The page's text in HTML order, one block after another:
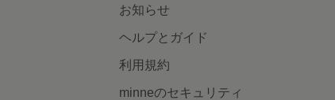
お知らせ
ヘルプとガイド
利用規約
minneのセキュリティ